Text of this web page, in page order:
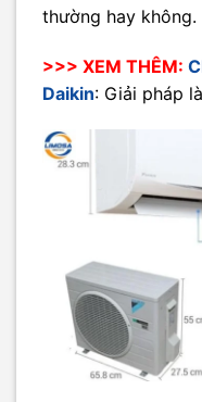
thường hay không.
>>> XEM THÊM:
Daikin: Giải pháp